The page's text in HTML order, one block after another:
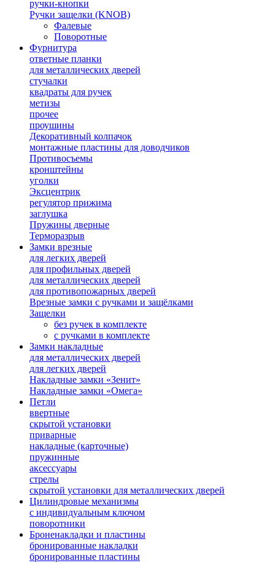
ручки-кнопки
Ручки защелки (KNOB)
Фалевые
Поворотные
Фурнитура
ответные планки
для металлических дверей
стучалки
квадраты для ручек
метизы
прочее
проушины
Декоративный колпачок
монтажные пластины для доводчиков
Противосъемы
кронштейны
уголки
Эксцентрик
регулятор прижима
заглушка
Пружины дверные
Терморазрыв
Замки врезные
для легких дверей
для профильных дверей
для металлических дверей
для противопожарных дверей
Врезные замки с ручками и защёлками
Защелки
без ручек в комплекте
с ручками в комплекте
Замки накладные
для металлических дверей
для легких дверей
Накладные замки «Зенит»
Накладные замки «Омега»
Петли
ввертные
скрытой установки
приварные
накладные (карточные)
пружинные
аксессуары
стрелы
скрытой установки для металлических дверей
Цилиндровые механизмы
с индивидуальным ключом
поворотники
Броненакладки и пластины
бронированные накладки
бронированные пластины